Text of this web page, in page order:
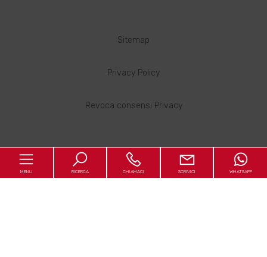
Sitemap
Privacy Policy
Revoca consensi Privacy
MENU RICERCA CHIAMACI SCRIVICI WHATSAPP